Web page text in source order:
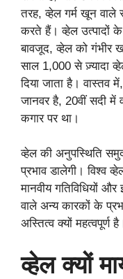
तरह, व्हेल गर्म खून वाले
करते हैं। व्हेल उत्पादों के
बावजूद, व्हेल को गंभीर
साल 1,000 से ज़्यादा
दिया जाता है। वास्तव
जानवर है, 20वीं सदी में
कगार पर था।
व्हेल की अनुपस्थिति
प्रभाव डालेगी। विश्व
मानवीय गतिविधियों
वाले अन्य कारकों के
अस्तित्व क्यों महत्वपूर्ण
व्हेल क्यों